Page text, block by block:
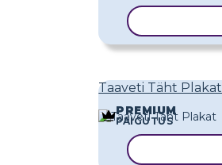
Taaveti Täht Plakat
PREMIUM
PAIGUTUS